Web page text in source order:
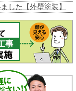
した【外壁塗装】